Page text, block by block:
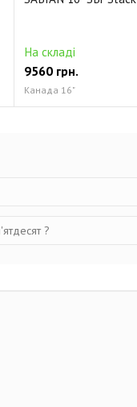
На складі
9560 грн.
Канада 16"